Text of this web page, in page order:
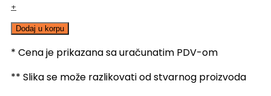
ugaoni
R19,
SN
količina
+
Dodaj u korpu
* Cena je prikazana sa uračunatim PDV-om
** Slika se može razlikovati od stvarnog proizvoda